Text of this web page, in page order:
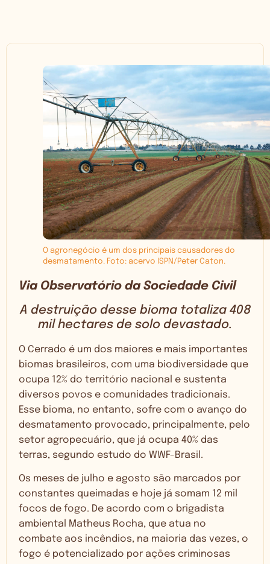
O agronegócio é um dos principais causadores do
desmatamento. Foto: acervo ISPN/Peter Caton.
Via Observatório da Sociedade Civil
A destruição desse bioma totaliza 408
mil hectares de solo devastado.
O Cerrado é um dos maiores e mais importantes
biomas brasileiros, com uma biodiversidade que
ocupa 12% do território nacional e sustenta
diversos povos e comunidades tradicionais.
Esse bioma, no entanto, sofre com o avanço do
desmatamento provocado, principalmente, pelo
setor agropecuário, que já ocupa 40% das
terras, segundo estudo do WWF-Brasil.
Os meses de julho e agosto são marcados por
constantes queimadas e hoje já somam 12 mil
focos de fogo. De acordo com o brigadista
ambiental Matheus Rocha, que atua no
combate aos incêndios, na maioria das vezes, o
fogo é potencializado por ações criminosas